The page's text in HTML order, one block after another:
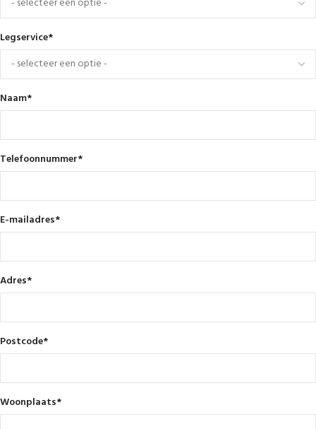
Legservice*
Naam*
Telefoonnummer*
E-mailadres*
Adres*
Postcode*
Woonplaats*